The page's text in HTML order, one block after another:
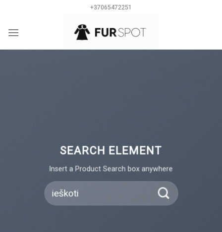
content
+37065472251
SEARCH ELEMENT
Insert a Product Search box anywhere
Ieškoti: